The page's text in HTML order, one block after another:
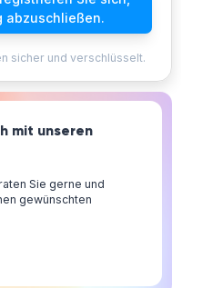
abzuschließen.
sicher und verschlüsselt.
mit unseren
Sie gerne und
gewünschten